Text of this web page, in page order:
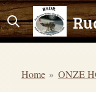
Ga
direct
hoofdinhoud
Home » ONZE